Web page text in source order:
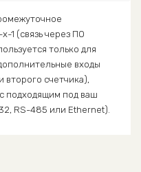
1 (связь через ПО
только для
входы
второго счетчика),
подходящим под ваш
RS-485 или Ethernet).